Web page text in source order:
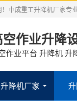
中成重工升降机厂家专
作业升降
作业平台 升降机 升
升降机厂家